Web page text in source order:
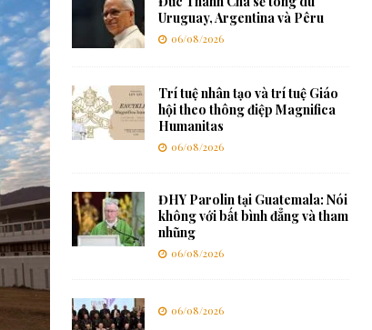
Uruguay, Argentina và Pêru
06/08/2026
Trí tuệ nhân tạo và trí tuệ Giáo
hội theo thông điệp Magnifica
Humanitas
06/08/2026
ĐHY Parolin tại Guatemala: Nói
không với bất bình đẳng và tham
nhũng
06/08/2026
06/08/2026